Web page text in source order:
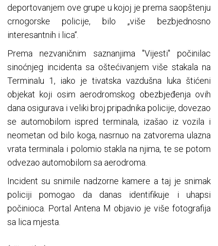
deportovanjem ove grupe u kojoj je prema saopštenju
crnogorske policije, bilo „više bezbjednosno
interesantnih i lica“.
Prema nezvaničnim saznanjima "Vijesti" počinilac
sinoćnjeg incidenta sa oštećivanjem više stakala na
Terminalu 1, iako je tivatska vazdušna luka štićeni
objekat koji osim aerodromskog obezbjeđenja ovih
dana osigurava i veliki broj pripadnika policije, dovezao
se automobilom ispred terminala, izašao iz vozila i
neometan od bilo koga, nasrnuo na zatvorema ulazna
vrata terminala i polomio stakla na njima, te se potom
odvezao automobilom sa aerodroma.
Incident su snimile nadzorne kamere a taj je snimak
policiji pomogao da danas identifikuje i uhapsi
počinioca. Portal Antena M objavio je više fotografija
sa lica mjesta.